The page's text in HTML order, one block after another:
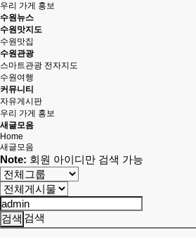
우리 가게 홍보
수원뉴스
수원맛지도
수원맛집
수원관광
스마트관광 전자지도
수원여행
커뮤니티
자유게시판
우리 가게 홍보
새글모음
Home
새글모음
Note: 회원 아이디만 검색 가능
검색